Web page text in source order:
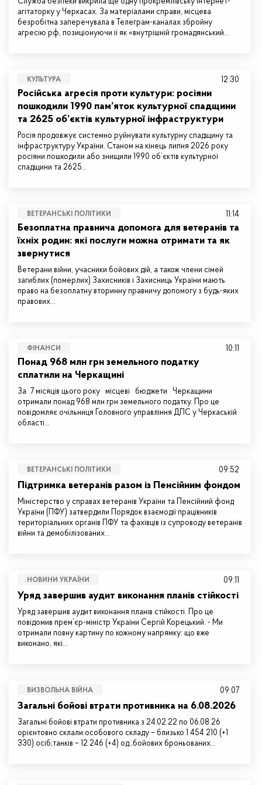
агітаторку у Черкасах. За матеріалами справи, місцева
безробітна заперечувала в Телеграм-каналах збройну
агресію рф, позиціонуючи її як «внутрішній громадянський…
КУЛЬТУРА
Російська агресія проти культури: росіяни
пошкодили 1990 пам’яток культурної спадщини
та 2625 об’єктів культурної інфраструктури
Росія продовжує системно руйнувати культурну спадщину та
інфраструктуру України. Станом на кінець липня 2026 року
росіяни пошкодили або знищили 1990 об’єктів культурної
спадщини та 2625…
12:30
ВЕТЕРАНСЬКІ ПОЛІТИКИ
Безоплатна правнича допомога для ветеранів та
їхніх родин: які послуги можна отримати та як
звернутися
Ветерани війни, учасники бойових дій, а також члени сімей
загиблих (померлих) Захисників і Захисниць України мають
право на безоплатну вторинну правничу допомогу з будь-яких
правових…
11:14
ФІНАНСИ
Понад 968 млн грн земельного податку
сплатили на Черкащині
За 7 місяців цього року місцеві бюджети Черкащини
отримали понад 968 млн грн земельного податку. Про це
повідомляє очільниця Головного управління ДПС у Черкаській
області…
10:11
ВЕТЕРАНСЬКІ ПОЛІТИКИ
Підтримка ветеранів разом із Пенсійним фондом
Міністерство у справах ветеранів України та Пенсійний фонд
України (ПФУ) затвердили Порядок взаємодії працівників
територіальних органів ПФУ та фахівців із супроводу ветеранів
війни та демобілізованих…
09:52
НОВИНИ УКРАЇНИ
Уряд завершив аудит виконання планів стійкості
Уряд завершив аудит виконання планів стійкості. Про це
повідомив прем’єр-міністр України Сергій Корецький. - Ми
отримали повну картину по кожному напрямку: що вже
виконано, які…
09:11
ВИЗВОЛЬНА ВІЙНА
Загальні бойові втрати противника на 6.08.2026
Загальні бойові втрати противника з 24.02.22 по 06.08.26
орієнтовно склали:особового складу – близько 1 454 210 (+1
330) осіб;танків – 12 246 (+4) од.;бойових броньованих…
09:07